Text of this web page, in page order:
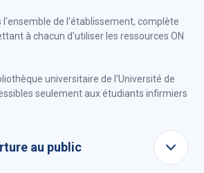
l'ensemble de l'établissement, complète
à chacun d'utiliser les ressources ON
universitaire de l'Université de
seulement aux étudiants infirmiers
au public